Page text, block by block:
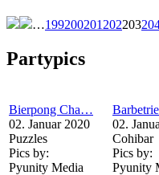
…199200201 202203
Partypics
Bierpong Cha…
02. Januar 2020
Puzzles
Pics by:
Pyunity Media
02.
Cohibar
Pics by:
Pyunity